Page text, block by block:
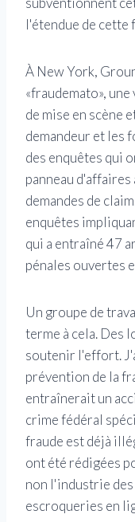
l'étendue de cette
À New York,
«fraudemato»,
de mise en scène
demandeur et les
des enquêtes qui
panneau d'affaires
demandes de
enquêtes
qui a entraîné 47
pénales ouvertes
Un groupe de
terme à cela. Des
soutenir l'effort.
prévention de la
entraînerait un
crime fédéral
fraude est déjà
ont été rédigées
non l'industrie
escroqueries en